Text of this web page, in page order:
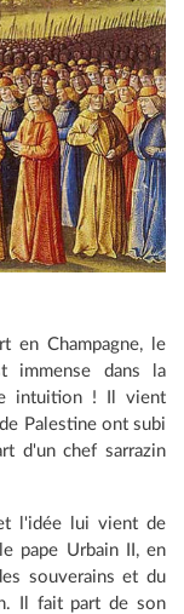
en Champagne, le
immense dans la
intuition ! Il vient
Palestine ont subi
d'un chef sarrazin
l'idée lui vient de
pape Urbain II, en
souverains et du
Il fait part de son